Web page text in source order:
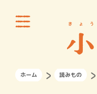
ホーム 読みもの